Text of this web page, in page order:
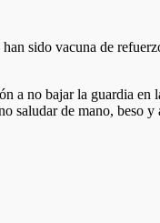
sido vacuna de
a no bajar la guardia
saludar de mano, beso y